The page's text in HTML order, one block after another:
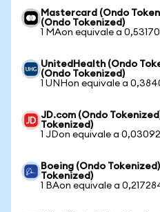
Mastercard (Ondo
(Ondo Tokenized)
1 MAon equivale a
UnitedHealth (Ondo
(Ondo Tokenized)
1 UNHon equivale a
JD.com (Ondo
Tokenized)
1 JDon equivale a
Boeing (Ondo
Tokenized)
1 BAon equivale a